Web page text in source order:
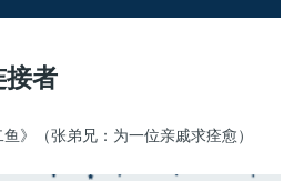
接者
》（张弟兄：为一位亲戚求痊愈）